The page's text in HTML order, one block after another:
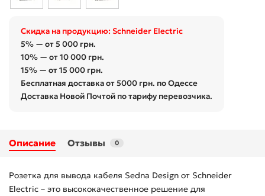
Скидка на продукцию: Schneider Electric
5% — от 5 000 грн.
10% — от 10 000 грн.
15% — от 15 000 грн.
Бесплатная доставка от 5000 грн. по Одессе
Доставка Новой Почтой по тарифу перевозчика.
Описание Отзывы 0
Розетка для вывода кабеля Sedna Design от Schneider
Electric – это высококачественное решение для